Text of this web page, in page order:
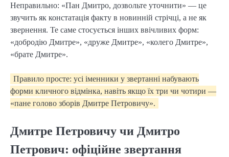
Неправильно: «Пан Дмитро, дозвольте уточнити» — це
звучить як констатація факту в новинній стрічці, а не як
звернення. Те саме стосується інших ввічливих форм:
«добродію Дмитре», «друже Дмитре», «колего Дмитре»,
«брате Дмитре».
Правило просте: усі іменники у звертанні набувають
форми кличного відмінка, навіть якщо їх три чи чотири —
«пане голово зборів Дмитре Петровичу».
Дмитре Петровичу чи Дмитро
Петрович: офіційне звертання